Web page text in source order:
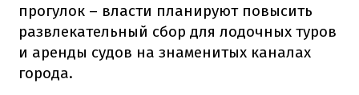
прогулок – власти планируют повысить
развлекательный сбор для лодочных туров
и аренды судов на знаменитых каналах
города.